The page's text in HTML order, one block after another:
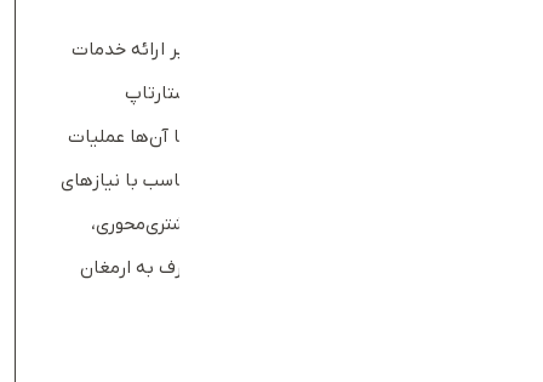
یکی از دلایل اصلی موفقیت تعارف، تمرکز بر ارائه خدمات
با کیفیت و دقیق بود. بنیان‌گذاران این استارتاپ
معتقدند که رشد بوت‌استرپ باعث شده تا آن‌ها عملیات
لجستیکی خود را به شکلی عالی و کاملاً متناسب با نیازهای
مشتریان پیاده‌سازی کنند. این تمرکز بر مشتری‌محوری،
رضایت بالا و وفاداری مشتریان را برای تعارف به ارمغان